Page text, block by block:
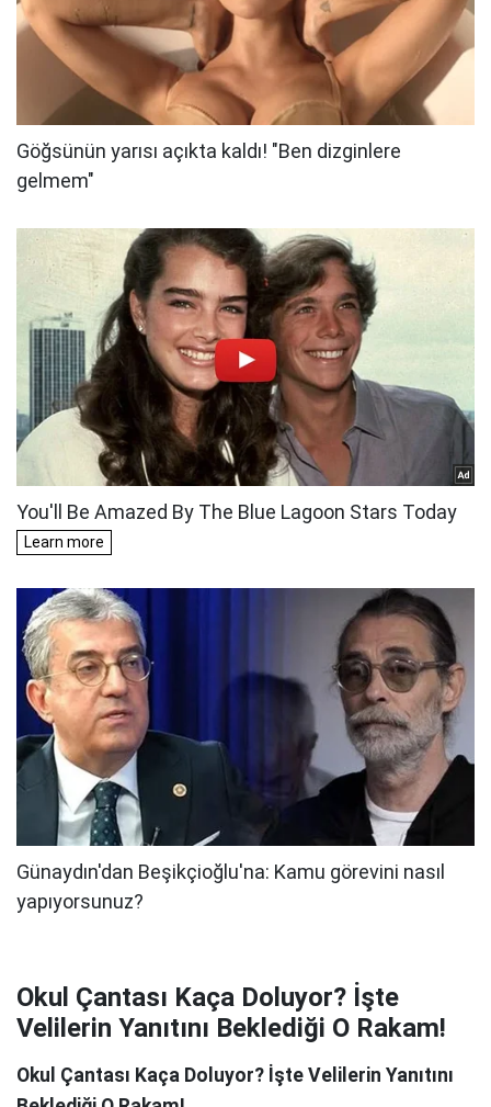
Okul Çantası Kaça Doluyor? İşte
Velilerin Yanıtını Beklediği O Rakam!
Okul Çantası Kaça Doluyor? İşte Velilerin Yanıtını